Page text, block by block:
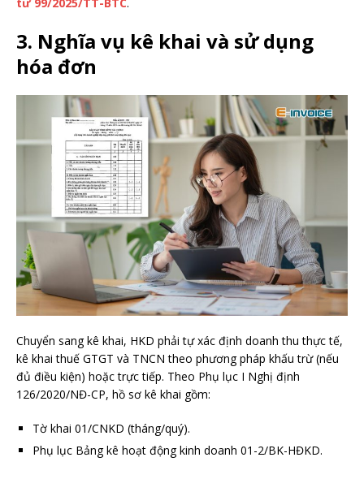
3. Nghĩa vụ kê khai và sử dụng
hóa đơn
Chuyển sang kê khai, HKD phải tự xác định doanh thu thực tế,
kê khai thuế GTGT và TNCN theo phương pháp khấu trừ (nếu
đủ điều kiện) hoặc trực tiếp. Theo Phụ lục I Nghị định
126/2020/NĐ-CP, hồ sơ kê khai gồm:
Tờ khai 01/CNKD (tháng/quý).
Phụ lục Bảng kê hoạt động kinh doanh 01-2/BK-HĐKD.